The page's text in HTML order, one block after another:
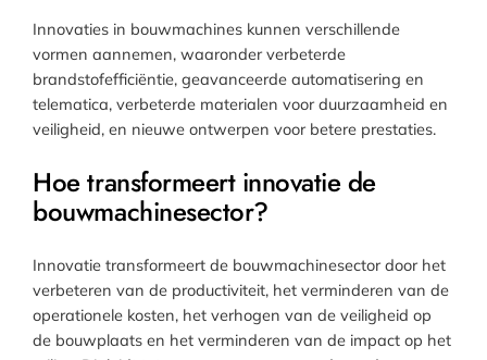
Innovaties in bouwmachines kunnen verschillende
vormen aannemen, waaronder verbeterde
brandstofefficiëntie, geavanceerde automatisering en
telematica, verbeterde materialen voor duurzaamheid en
veiligheid, en nieuwe ontwerpen voor betere prestaties.
Hoe transformeert innovatie de
bouwmachinesector?
Innovatie transformeert de bouwmachinesector door het
verbeteren van de productiviteit, het verminderen van de
operationele kosten, het verhogen van de veiligheid op
de bouwplaats en het verminderen van de impact op het